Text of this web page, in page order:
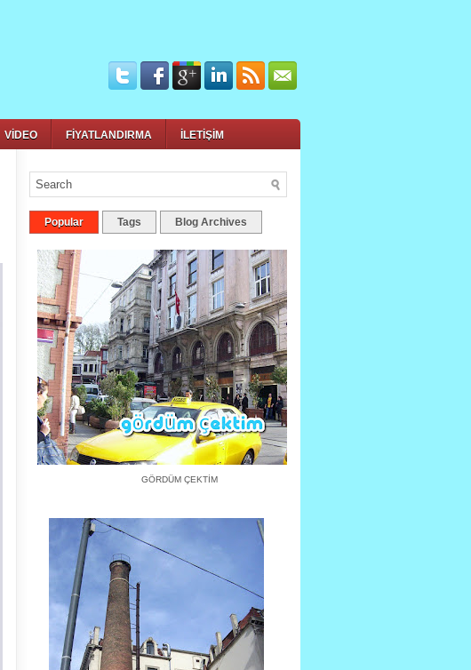
VİDEO FİYATLANDIRMA İLETİŞİM
Popular Tags Blog Archives
GÖRDÜM ÇEKTİM